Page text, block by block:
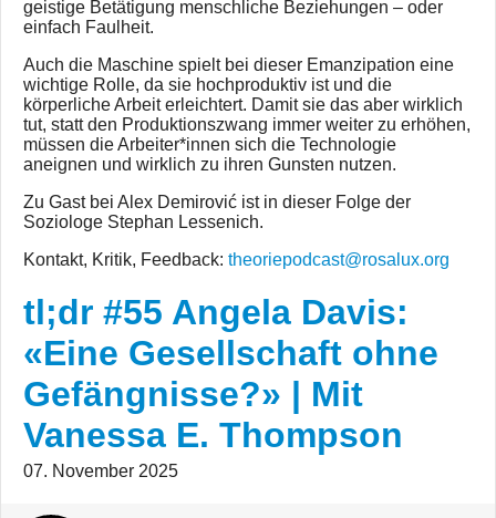
geistige Betätigung menschliche Beziehungen – oder
einfach Faulheit.
Auch die Maschine spielt bei dieser Emanzipation eine
wichtige Rolle, da sie hochproduktiv ist und die
körperliche Arbeit erleichtert. Damit sie das aber wirklich
tut, statt den Produktionszwang immer weiter zu erhöhen,
müssen die Arbeiter*innen sich die Technologie
aneignen und wirklich zu ihren Gunsten nutzen.
Zu Gast bei Alex Demirović ist in dieser Folge der
Soziologe Stephan Lessenich.
Kontakt, Kritik, Feedback: theoriepodcast@rosalux.org
tl;dr #55 Angela Davis:
«Eine Gesellschaft ohne
Gefängnisse?» | Mit
Vanessa E. Thompson
07. November 2025